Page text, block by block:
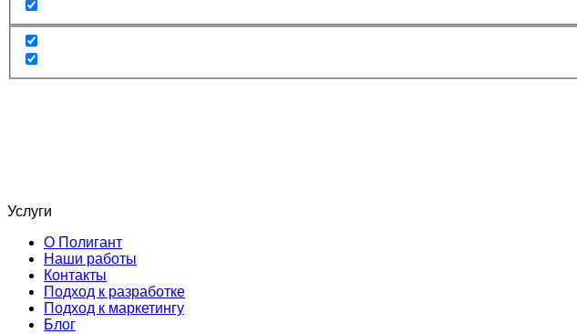
Услуги
О Полигант
Наши работы
Контакты
Подход к разработке
Подход к маркетингу
Блог